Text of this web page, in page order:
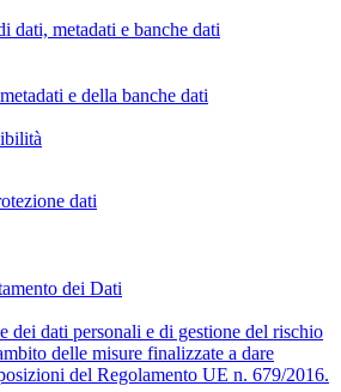
dati, metadati e banche dati
e della banche dati
dati
dei Dati
dei dati personali e di gestione del rischio
delle misure finalizzate a dare
del Regolamento UE n. 679/2016.